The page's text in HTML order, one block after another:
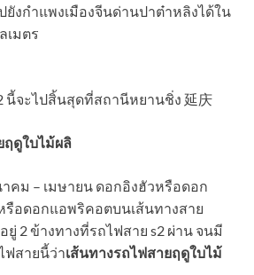
ยังกำแพงเมืองจีนด่านปาต๋าหลิงได้ใน
เมตร
นี้จะไปสิ้นสุดที่สถานีหยานชิ่ง 延庆
ฤดูใบไม้ผลิ
คม – เมษายน ดอกอิงฮัวหรือดอก
รือดอกแอพริคอตบนเส้นทางสาย
ยู่ 2 ข้างทางที่รถไฟสาย s2 ผ่าน จนมี
ฟสายนี้ว่าเส้นทางรถไฟสายฤดูใบไม้